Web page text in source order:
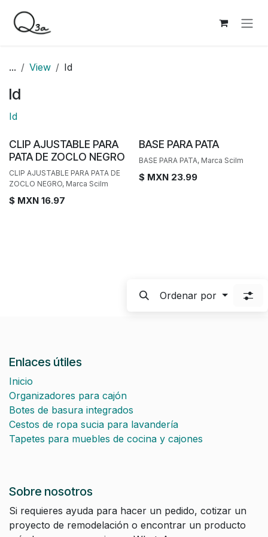
... View Id
Id
Id
CLIP AJUSTABLE PARA
PATA DE ZOCLO NEGRO
CLIP AJUSTABLE PARA PATA DE
ZOCLO NEGRO, Marca Scilm
$ MXN 16.97
BASE PARA PATA
BASE PARA PATA, Marca Scilm
$ MXN 23.99
Ordenar por
Enlaces útiles
Inicio
Organizadores para cajón
Botes de basura integrados
Cestos de ropa sucia para lavandería
Tapetes para muebles de cocina y cajones
Sobre nosotros
Si requieres ayuda para hacer un pedido, cotizar un
proyecto de remodelación o encontrar un producto